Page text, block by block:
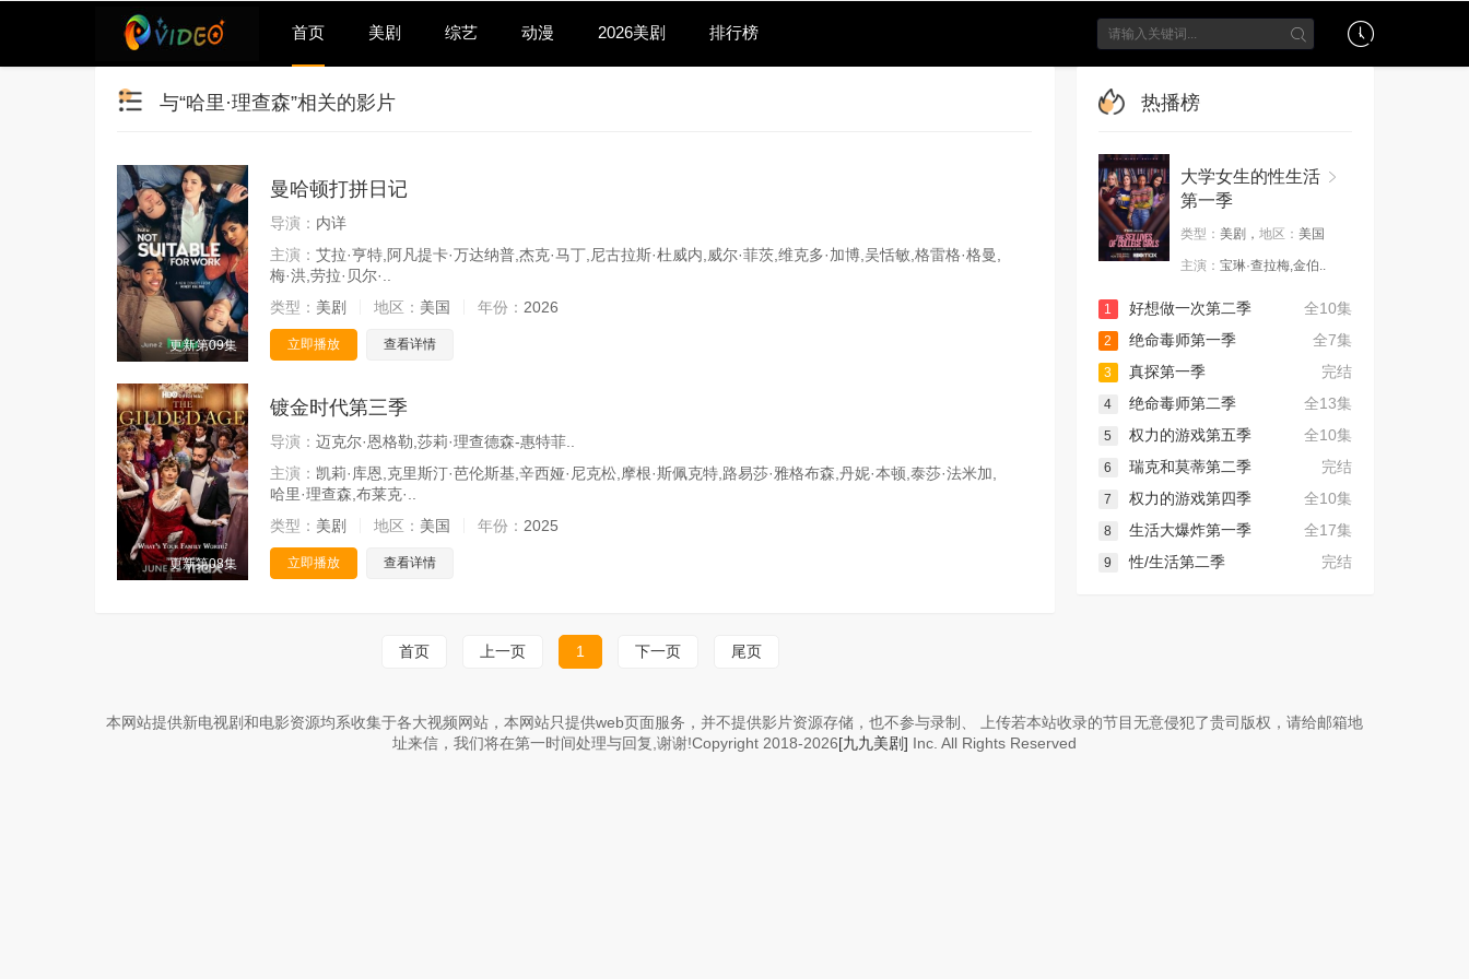
首页 美剧 综艺 动漫 2026美剧 排行榜
与“哈里·理查森”相关的影片
更新第09集
曼哈顿打拼日记
导演： 内详
主演： 艾拉·亨特,阿凡提卡·万达纳普,杰克·马丁,尼古拉斯·杜威内,威尔·菲茨,维克多·加博,吴恬敏,格雷格·格曼,
梅·洪,劳拉·贝尔·..
类型： 美剧 地区： 美国 年份： 2026
立即播放 查看详情
更新第08集
镀金时代第三季
导演： 迈克尔·恩格勒,莎莉·理查德森-惠特菲..
主演： 凯莉·库恩,克里斯汀·芭伦斯基,辛西娅·尼克松,摩根·斯佩克特,路易莎·雅格布森,丹妮·本顿,泰莎·法米加,
哈里·理查森,布莱克·..
类型： 美剧 地区： 美国 年份： 2025
立即播放 查看详情
首页 上一页 1 下一页 尾页
热播榜
大学女生的性生活
第一季
类型： 美剧， 地区： 美国
主演： 宝琳·查拉梅,金伯..
全10集
1
好想做一次第二季
全7集
2
绝命毒师第一季
完结
3
真探第一季
全13集
4
绝命毒师第二季
全10集
5
权力的游戏第五季
完结
6
瑞克和莫蒂第二季
全10集
7
权力的游戏第四季
全17集
8
生活大爆炸第一季
完结
9 性/生活第二季
本网站提供新电视剧和电影资源均系收集于各大视频网站，本网站只提供web页面服务，并不提供影片资源存储，也不参与录制、 上传若本站收录的节目无意侵犯了贵司版权，请给邮箱地
址来信，我们将在第一时间处理与回复,谢谢!Copyright 2018-2026[九九美剧] Inc. All Rights Reserved